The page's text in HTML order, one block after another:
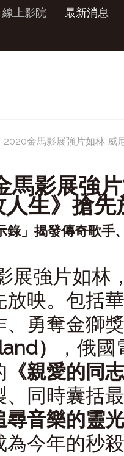
線上影院
最新消息
2020金馬影展強片如林 威
馬影展強
人生》搶
錄」揭發傳奇歌
展強片如林
放映。包括
、勇奪金獅
）
，俄
《親愛的同
、同時囊括
尋音樂的靈
為今年的秒